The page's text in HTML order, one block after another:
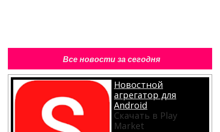
Все новости за сегодня
Новостной
агрегатор для
Android
Скачать в Play
Market